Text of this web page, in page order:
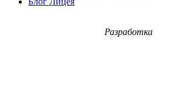
Разработка